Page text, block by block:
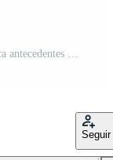
futurista cuadrado túnel para estructura metálica antecedentes Pro Vector y Pro SVG
Seguir